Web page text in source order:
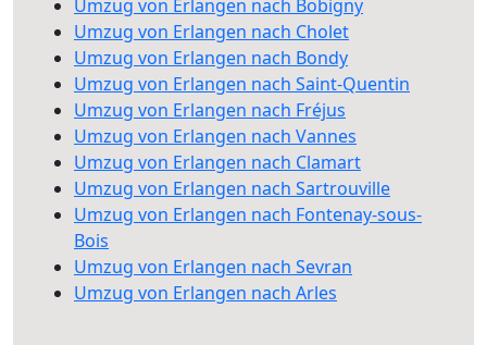
Umzug von Erlangen nach Bobigny
Umzug von Erlangen nach Cholet
Umzug von Erlangen nach Bondy
Umzug von Erlangen nach Saint-Quentin
Umzug von Erlangen nach Fréjus
Umzug von Erlangen nach Vannes
Umzug von Erlangen nach Clamart
Umzug von Erlangen nach Sartrouville
Umzug von Erlangen nach Fontenay-sous-
Bois
Umzug von Erlangen nach Sevran
Umzug von Erlangen nach Arles